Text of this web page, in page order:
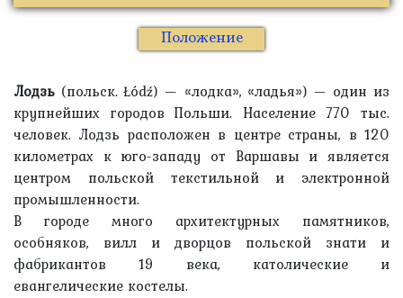
Положение
Лодзь (польск. Łódź) — «лодка», «ладья») — один из
крупнейших городов Польши. Население 770 тыс.
человек. Лодзь расположен в центре страны, в 120
километрах к юго-западу от Варшавы и является
центром польской текстильной и электронной
промышленности.
В городе много архитектурных памятников,
особняков, вилл и дворцов польской знати и
фабрикантов 19 века, католические и
евангелические костелы.